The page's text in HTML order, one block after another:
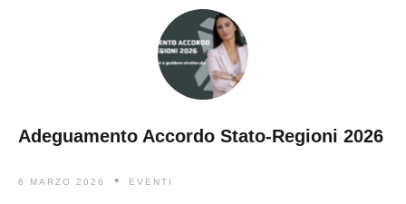
Adeguamento Accordo Stato-Regioni 2026
6 MARZO 2026 EVENTI